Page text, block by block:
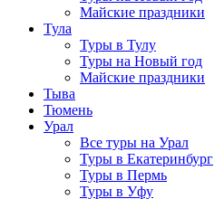
Майские праздники
Тула
Туры в Тулу
Туры на Новый год
Майские праздники
Тыва
Тюмень
Урал
Все туры на Урал
Туры в Екатеринбург
Туры в Пермь
Туры в Уфу